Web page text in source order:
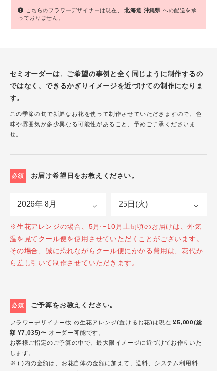
こちらのフラワーデザイナーは現在、北海道 沖縄県 への配送を承
っておりません。
セミオーダーは、ご希望の事例と全く同じように制作するの
ではなく、できるかぎりイメージを近づけての制作になりま
す。
この季節の旬で新鮮なお花を使って制作させていただきますので、色
味や雰囲気が多少異なる可能性があること、予めご了承くださいま
せ。
必須 お届け希望日をお教えください。
※生花アレンジの場合、5月〜10月上旬頃のお届けは、外気
温を見てクール便を使用させていただくことがございます。
その場合、誠に恐れながらクール便にかかる費用は、花代か
ら差し引いて制作させていただきます。
必須 ご予算をお教えください。
フラワーデザイナー牧 の生花アレンジ(置けるお花)は現在¥5,000(総
額 ¥7,035)〜 オーダー可能です。
お客様ご指定のご予算の中で、最大限イメージに近づけてお作りいた
します。
※ ( )内の金額は、お花自体の金額に加えて、送料、システム利用料